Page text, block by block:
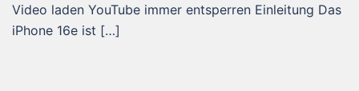
Video laden YouTube immer entsperren Einleitung Das
iPhone 16e ist […]